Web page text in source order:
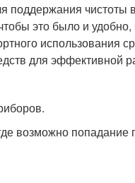
чистоты
это было и
использования
для эффективной
возможно